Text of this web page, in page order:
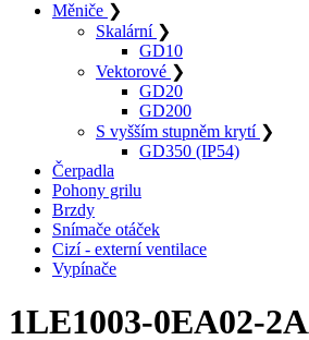
Měniče ❯
Skalární ❯
GD10
Vektorové ❯
GD20
GD200
S vyšším stupněm krytí ❯
GD350 (IP54)
Čerpadla
Pohony grilu
Brzdy
Snímače otáček
Cizí - externí ventilace
Vypínače
1LE1003-0EA02-